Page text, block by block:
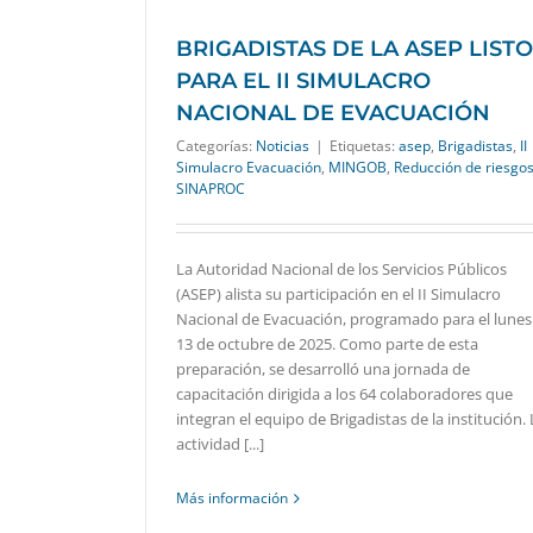
BRIGADISTAS DE LA ASEP
PARA EL II SIMULACRO
NACIONAL DE EVACUACIÓN
Categorías: Noticias | Etiquetas: asep, Brigadistas, II
Simulacro Evacuación, MINGOB, Reducción de riesgos
SINAPROC
La Autoridad Nacional de los Servicios Públicos
(ASEP) alista su participación en el II Simulacro
Nacional de Evacuación, programado para el lunes
13 de octubre de 2025. Como parte de esta
preparación, se desarrolló una jornada de
capacitación dirigida a los 64 colaboradores que
integran el equipo de Brigadistas de la institución.
actividad [...]
Más información